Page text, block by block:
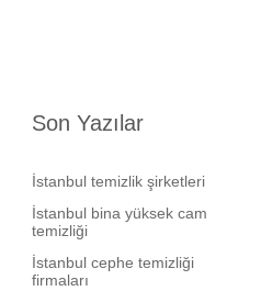
Son Yazılar
İstanbul temizlik şirketleri
İstanbul bina yüksek cam
temizliği
İstanbul cephe temizliği
firmaları